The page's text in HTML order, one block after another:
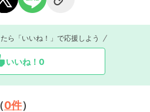
ら「いいね！」で応援しよう
いいね！ 0
0件）